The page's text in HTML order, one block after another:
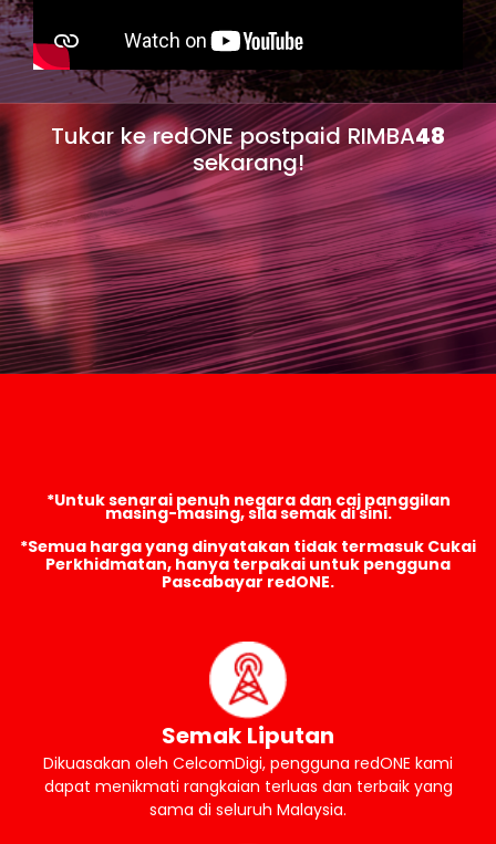
Tukar ke redONE postpaid RIMBA48
sekarang!
*Untuk senarai penuh negara dan caj panggilan
masing-masing, sila semak di sini.
*Semua harga yang dinyatakan tidak termasuk Cukai
Perkhidmatan, hanya terpakai untuk pengguna
Pascabayar redONE.
Semak Liputan
Dikuasakan oleh CelcomDigi, pengguna redONE kami
dapat menikmati rangkaian terluas dan terbaik yang
sama di seluruh Malaysia.